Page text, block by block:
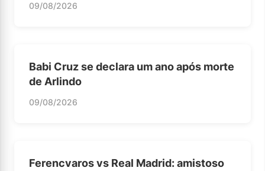
09/08/2026
Babi Cruz se declara um ano após morte
de Arlindo
09/08/2026
Ferencvaros vs Real Madrid: amistoso